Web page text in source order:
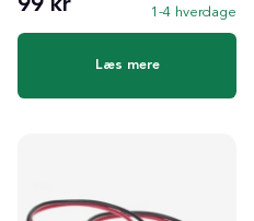
99 kr 1-4 hverdage
Læs mere